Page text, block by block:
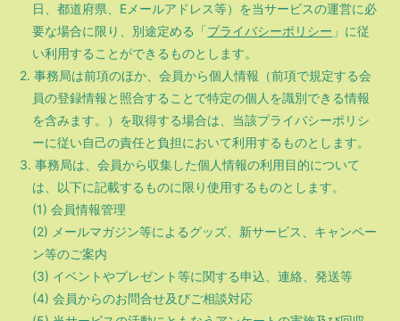
日、都道府県、Eメールアドレス等）を当サービスの運営に必
要な場合に限り、別途定める「プライバシーポリシー 」に従
い利用することができるものとします。
2. 事務局は前項のほか、会員から個人情報（前項で規定する会
員の登録情報と照合することで特定の個人を識別できる情報
を含みます。）を取得する場合は、当該プライバシーポリシ
ーに従い自己の責任と負担において利用するものとします。
3. 事務局は、会員から収集した個人情報の利用目的について
は、以下に記載するものに限り使用するものとします。
(1) 会員情報管理
(2) メールマガジン等によるグッズ、新サービス、キャンペー
ン等のご案内
(3) イベントやプレゼント等に関する申込、連絡、発送等
(4) 会員からのお問合せ及びご相談対応